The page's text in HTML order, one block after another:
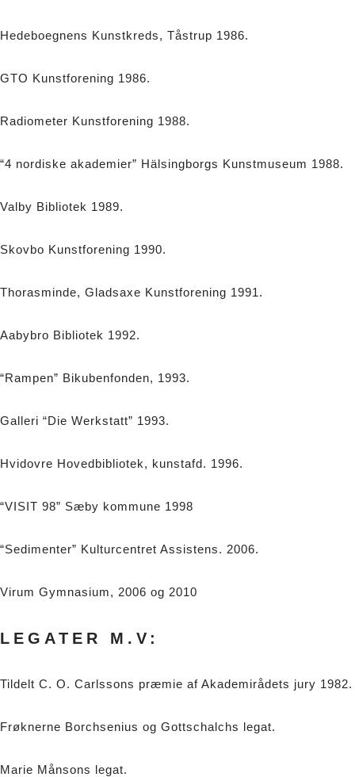
Hedeboegnens Kunstkreds, Tåstrup 1986.
GTO Kunstforening 1986.
Radiometer Kunstforening 1988.
“4 nordiske akademier” Hälsingborgs Kunstmuseum 1988.
Valby Bibliotek 1989.
Skovbo Kunstforening 1990.
Thorasminde, Gladsaxe Kunstforening 1991.
Aabybro Bibliotek 1992.
“Rampen” Bikubenfonden, 1993.
Galleri “Die Werkstatt” 1993.
Hvidovre Hovedbibliotek, kunstafd. 1996.
“VISIT 98” Sæby kommune 1998
“Sedimenter” Kulturcentret Assistens. 2006.
Virum Gymnasium, 2006 og 2010
LEGATER M.V:
Tildelt C. O. Carlssons præmie af Akademirådets jury 1982.
Frøknerne Borchsenius og Gottschalchs legat.
Marie Månsons legat.